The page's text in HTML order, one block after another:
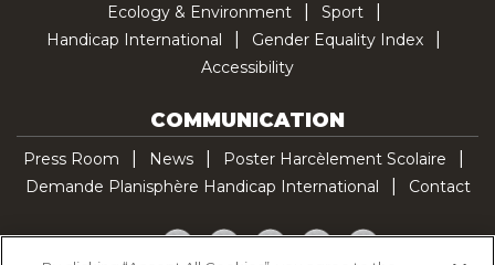
Ecology & Environment
Sport
Handicap International
Gender Equality Index
Accessibility
COMMUNICATION
Press Room News
Poster Harcèlement Scolaire
Demande Planisphère Handicap International
Contact
Facebook
TwitterYouTubePinterestTikTok